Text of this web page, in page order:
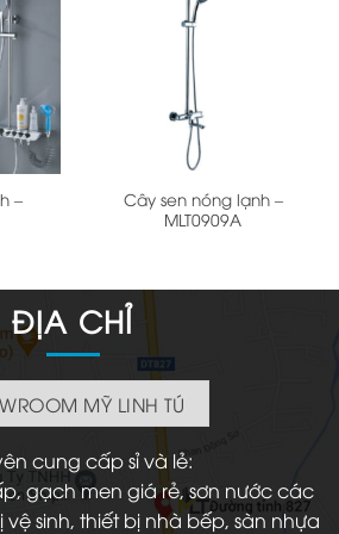
–
Cây sen nóng lạnh –
MLT0909A
ĐỊA CHỈ
MỸ LINH TÚ
cung cấp sỉ và lẻ:
gạch men giá rẻ, sơn nước các
vệ sinh, thiết bị nhà bếp, sàn nhựa